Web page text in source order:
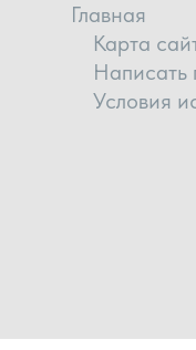
Главная
Карта
Написать
Условия